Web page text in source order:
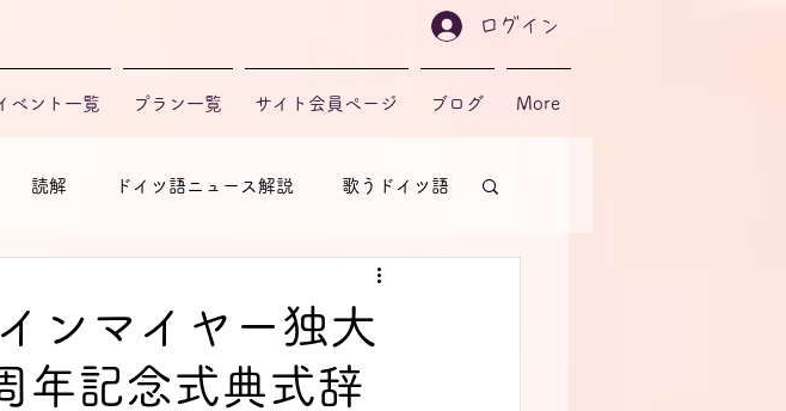
読解 ドイツ語ニュース解説 歌うドイツ語
ンマイヤー独大
年記念式典式辞
ベント一覧 プラン一覧 サイト会員ページ ブログ More
ログイン